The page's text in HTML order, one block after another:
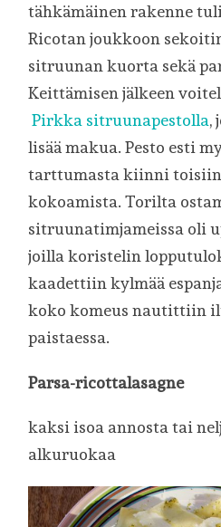
tähkämäinen rakenne
Ricotan joukkoon
sitruunan kuorta sekä
Keittämisen jälkeen
Pirkka sitruunapestolla,
lisää makua. Pesto esti
tarttumasta kiinni
kokoamista. Torilta
sitruunatimjameissa oli
joilla koristelin
kaadettiin kylmää
koko komeus nautittiin
paistaessa.
Parsa-ricottalasagne
kaksi isoa annosta tai
alkuruokaa